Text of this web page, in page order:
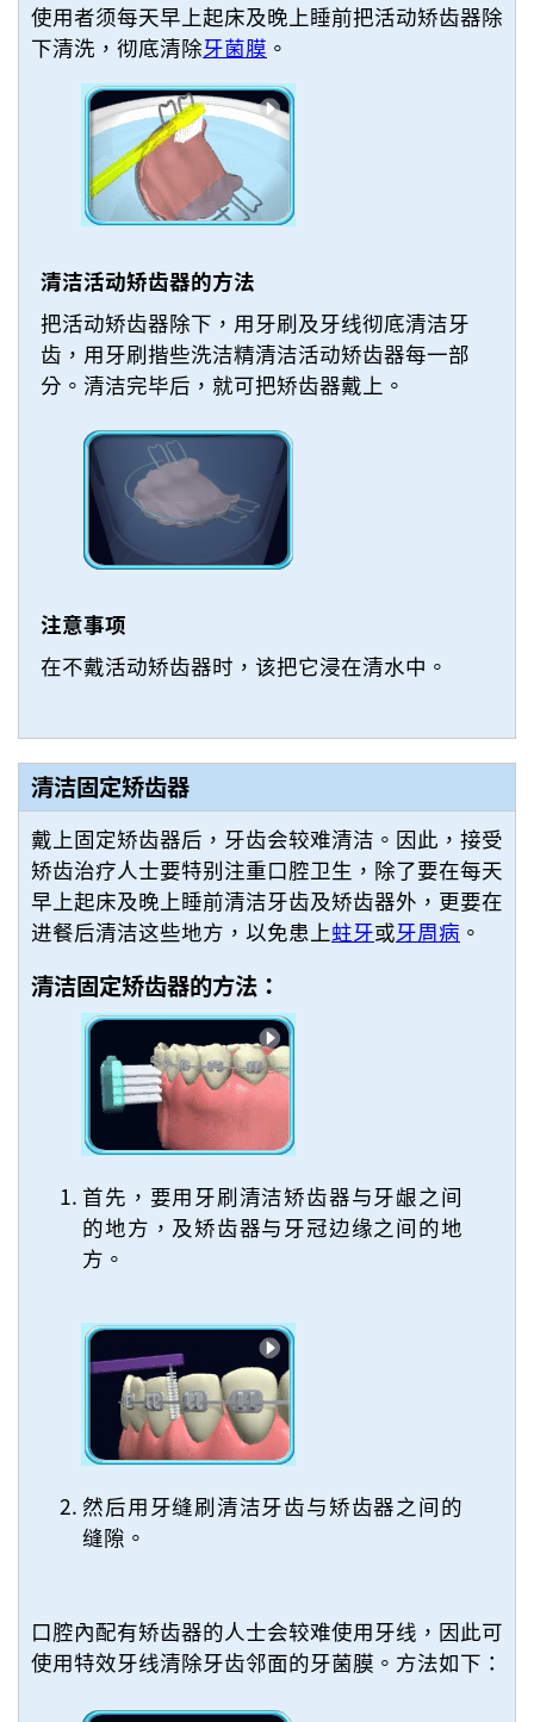
使用者须每天早上起床及晚上睡前把活动矫齿器除
下清洗，彻底清除牙菌膜 。
清洁活动矫齿器的方法
把活动矫齿器除下，用牙刷及牙线彻底清洁牙
齿，用牙刷揩些洗洁精清洁活动矫齿器每一部
分。清洁完毕后，就可把矫齿器戴上。
注意事项
在不戴活动矫齿器时，该把它浸在清水中。
清洁固定矫齿器
戴上固定矫齿器后，牙齿会较难清洁。因此，接受
矫齿治疗人士要特别注重口腔卫生，除了要在每天
早上起床及晚上睡前清洁牙齿及矫齿器外，更要在
进餐后清洁这些地方，以免患上蛀牙或牙周病 。
清洁固定矫齿器的方法：
首先，要用牙刷清洁矫齿器与牙龈之间
的地方，及矫齿器与牙冠边缘之间的地
方。
然后用牙缝刷清洁牙齿与矫齿器之间的
缝隙。
口腔內配有矫齿器的人士会较难使用牙线，因此可
使用特效牙线清除牙齿邻面的牙菌膜。方法如下：